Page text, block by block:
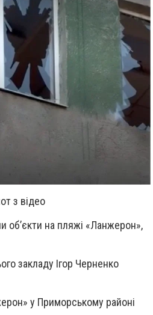
з відео
об’єкти на пляжі «Ланжерон»,
закладу Ігор Черненко
у Приморському районі